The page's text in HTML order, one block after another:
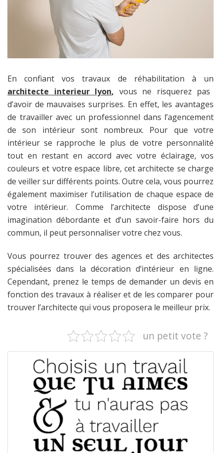
En confiant vos travaux de réhabilitation à un
architecte interieur lyon, vous ne risquerez pas
d’avoir de mauvaises surprises. En effet, les avantages
de travailler avec un professionnel dans l’agencement
de son intérieur sont nombreux. Pour que votre
intérieur se rapproche le plus de votre personnalité
tout en restant en accord avec votre éclairage, vos
couleurs et votre espace libre, cet architecte se charge
de veiller sur différents points. Outre cela, vous pourrez
également maximiser l’utilisation de chaque espace de
votre intérieur. Comme l’architecte dispose d’une
imagination débordante et d’un savoir-faire hors du
commun, il peut personnaliser votre chez vous.
Vous pourrez trouver des agences et des architectes
spécialisées dans la décoration d’intérieur en ligne.
Cependant, prenez le temps de demander un devis en
fonction des travaux à réaliser et de les comparer pour
trouver l’architecte qui vous proposera le meilleur prix.
un petit vote ?